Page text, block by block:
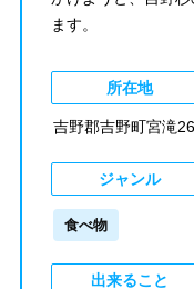
ます。
所在地
吉野郡吉野町宮滝
ジャンル
食べ物
出来ること